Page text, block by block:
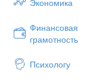
Экономика
Финансовая
грамотность
Психологу